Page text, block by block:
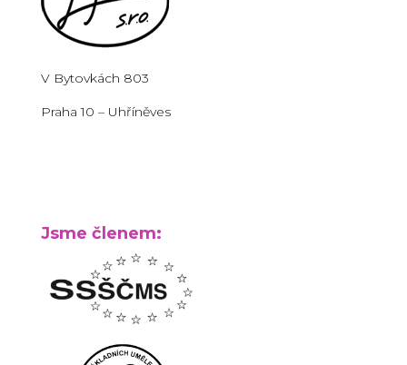
V Bytovkách 803
Praha 10 – Uhříněves
Jsme členem: